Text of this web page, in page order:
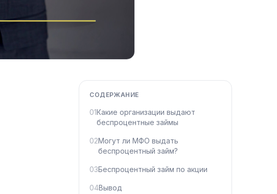
СОДЕРЖАНИЕ
01Какие организации выдают
беспроцентные займы
02Могут ли МФО выдать
беспроцентный займ?
03Беспроцентный займ по акции
04Вывод